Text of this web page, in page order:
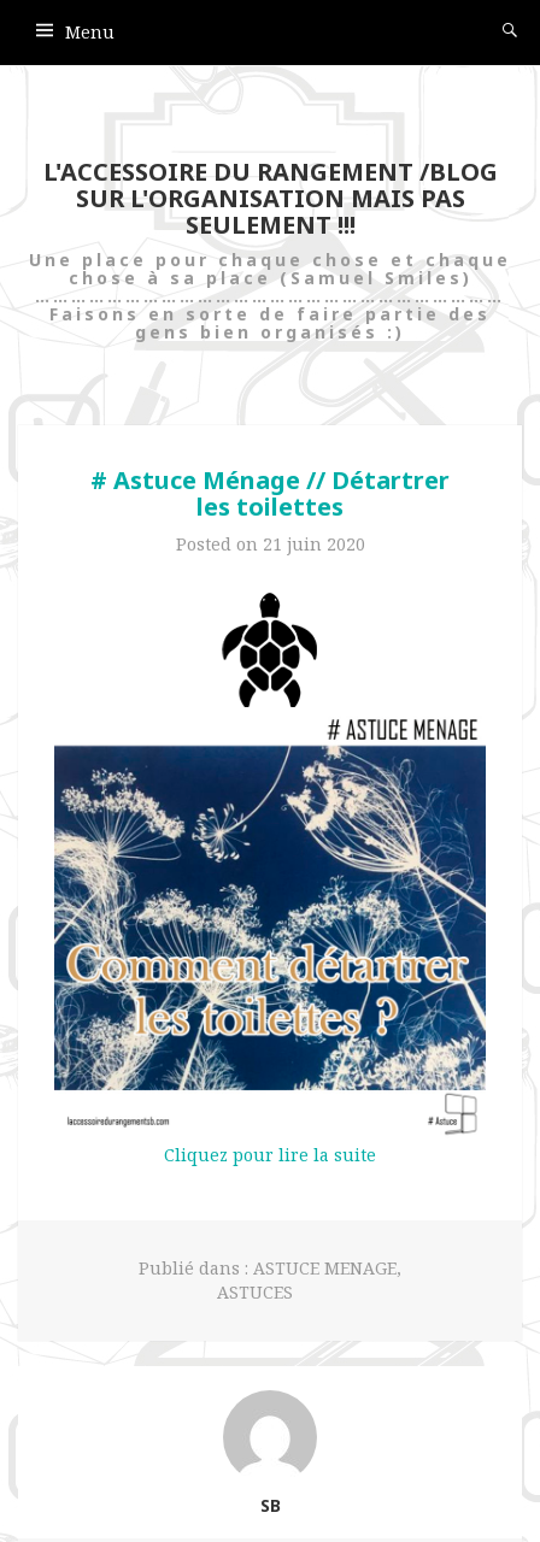
Menu
L'ACCESSOIRE DU RANGEMENT /BLOG
SUR L'ORGANISATION MAIS PAS
SEULEMENT !!!
Une place pour chaque chose et chaque
chose à sa place (Samuel Smiles)
……………………………………………………………………
Faisons en sorte de faire partie des
gens bien organisés :)
# Astuce Ménage // Détartrer
les toilettes
Posted on 21 juin 2020
Cliquez pour lire la suite
Publié dans : ASTUCE MENAGE,
ASTUCES
SB